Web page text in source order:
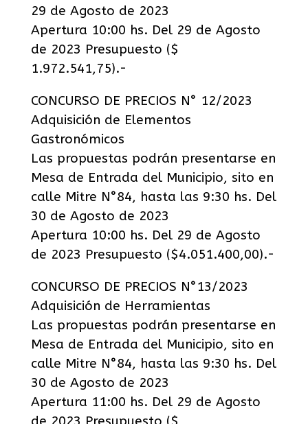
29 de Agosto de 2023
Apertura 10:00 hs. Del 29 de Agosto
de 2023 Presupuesto ($
1.972.541,75).-
CONCURSO DE PRECIOS N° 12/2023
Adquisición de Elementos
Gastronómicos
Las propuestas podrán presentarse en
Mesa de Entrada del Municipio, sito en
calle Mitre N°84, hasta las 9:30 hs. Del
30 de Agosto de 2023
Apertura 10:00 hs. Del 29 de Agosto
de 2023 Presupuesto ($4.051.400,00).-
CONCURSO DE PRECIOS N°13/2023
Adquisición de Herramientas
Las propuestas podrán presentarse en
Mesa de Entrada del Municipio, sito en
calle Mitre N°84, hasta las 9:30 hs. Del
30 de Agosto de 2023
Apertura 11:00 hs. Del 29 de Agosto